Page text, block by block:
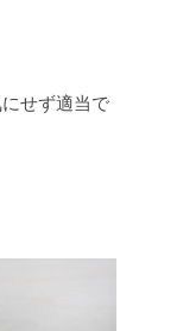
せず適当で